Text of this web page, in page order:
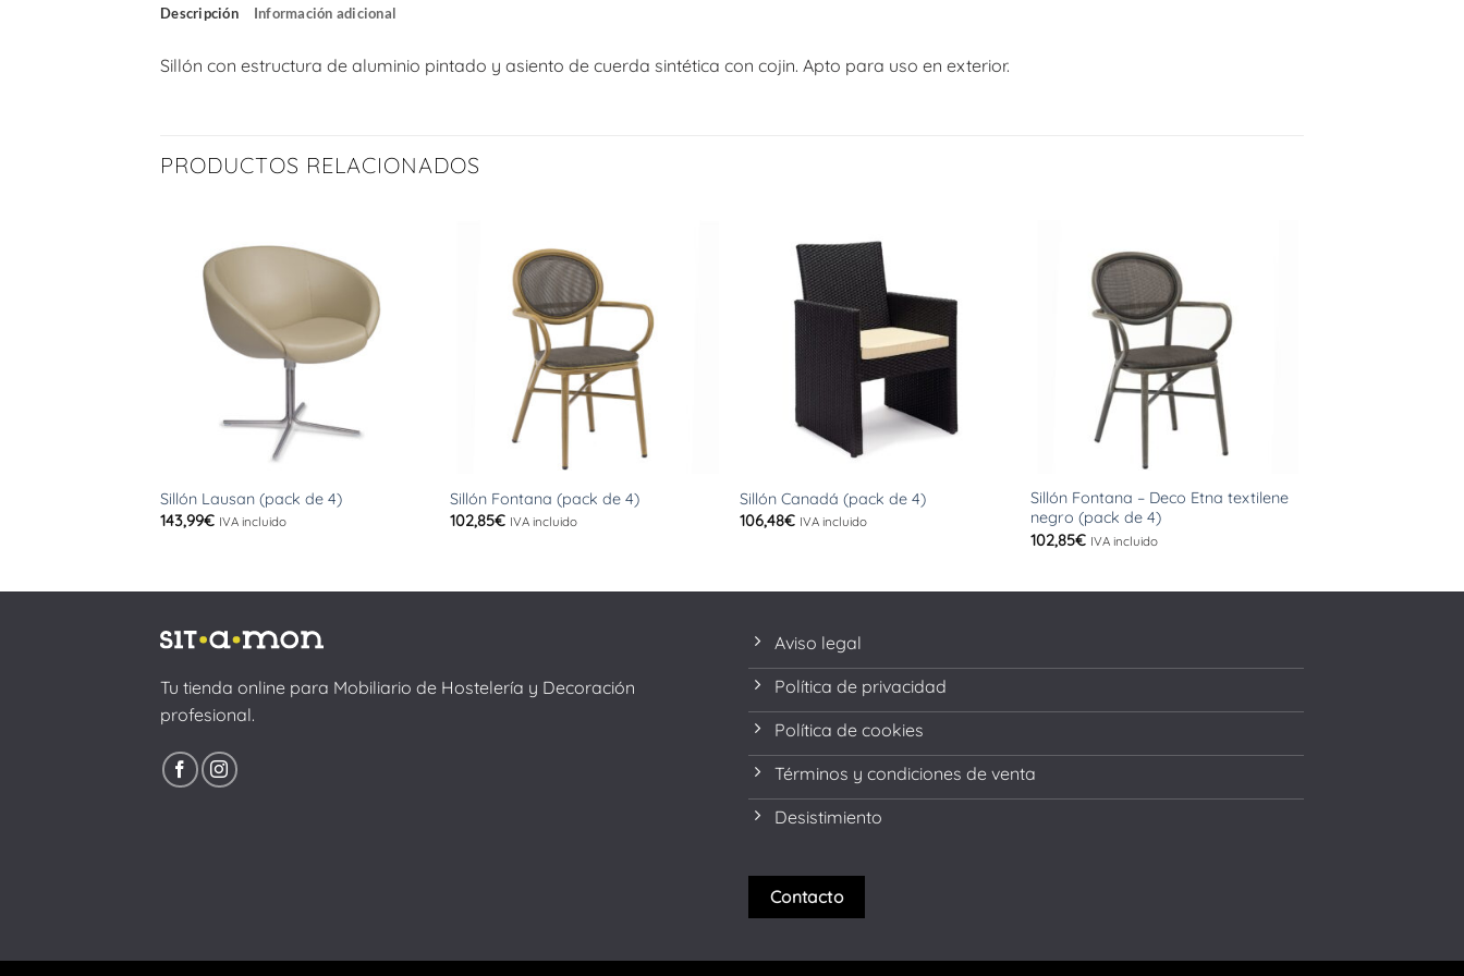
Descripción Información adicional
Sillón con estructura de aluminio pintado y asiento de cuerda sintética con cojin. Apto para uso en exterior.
PRODUCTOS RELACIONADOS
Sillón Lausan (pack de 4)
143,99€ IVA incluido
Sillón Fontana (pack de 4)
102,85€ IVA incluido
Sillón Canadá (pack de 4)
106,48€ IVA incluido
Sillón Fontana – Deco Etna textilene
negro (pack de 4)
102,85€ IVA incluido
Tu tienda online para Mobiliario de Hostelería y Decoración
profesional.
Aviso legal
Política de privacidad
Política de cookies
Términos y condiciones de venta
Desistimiento
Contacto